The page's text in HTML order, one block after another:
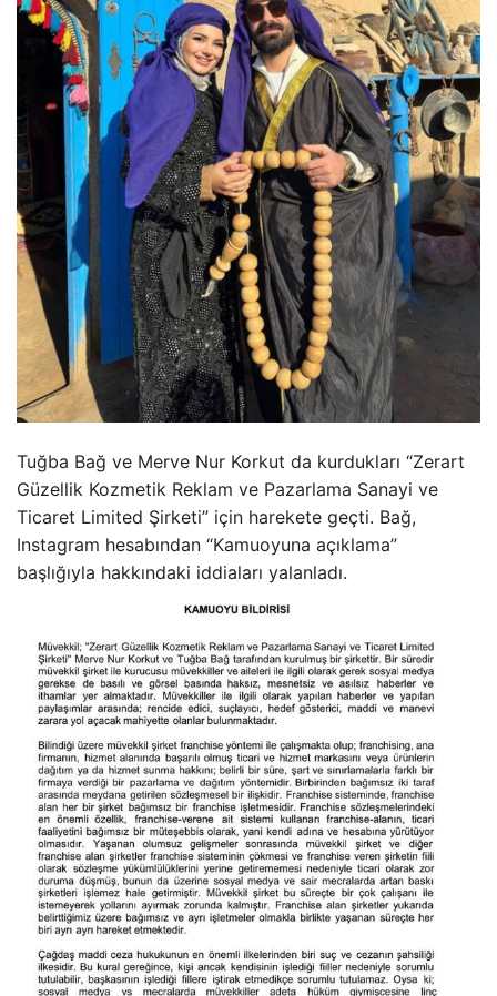
Tuğba Bağ ve Merve Nur Korkut da kurdukları “Zerart
Güzellik Kozmetik Reklam ve Pazarlama Sanayi ve
Ticaret Limited Şirketi” için harekete geçti. Bağ,
Instagram hesabından “Kamuoyuna açıklama”
başlığıyla hakkındaki iddiaları yalanladı.